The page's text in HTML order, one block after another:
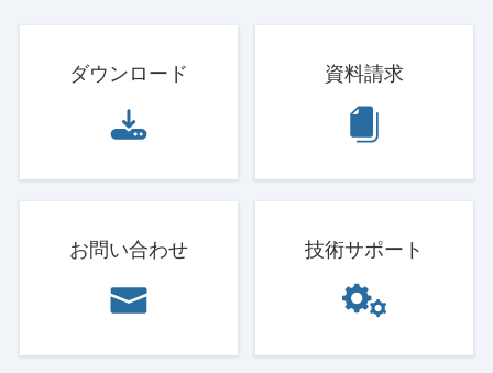
ダウンロード 資料請求
お問い合わせ 技術サポート